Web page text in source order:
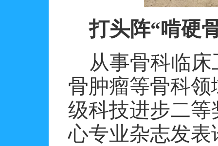
打头阵“啃硬
从事骨科临床
骨肿瘤等骨科
级科技进步二
心专业杂志发表